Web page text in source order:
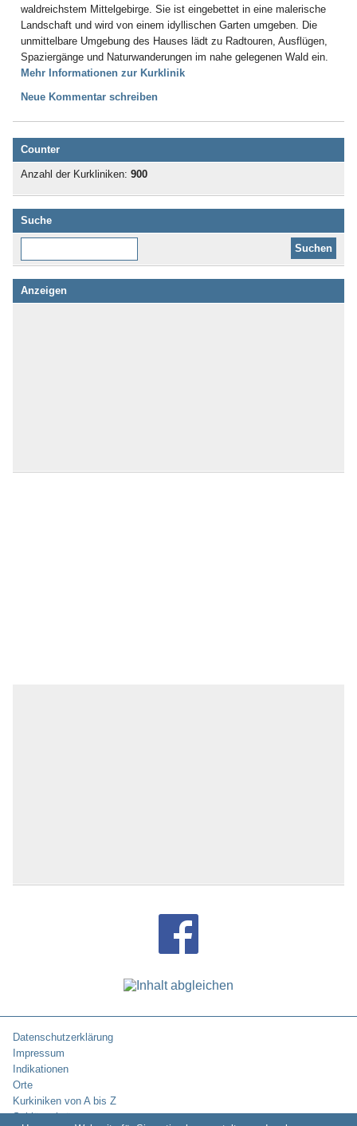
waldreichstem Mittelgebirge. Sie ist eingebettet in eine malerische
Landschaft und wird von einem idyllischen Garten umgeben. Die
unmittelbare Umgebung des Hauses lädt zu Radtouren, Ausflügen,
Spaziergänge und Naturwanderungen im nahe gelegenen Wald ein.
Mehr Informationen zur Kurklinik
Neue Kommentar schreiben
Counter
Anzahl der Kurkliniken: 900
Suche
Anzeigen
Datenschutzerklärung
Impressum
Indikationen
Orte
Kurkiniken von A bis Z
Schlüsselwörter